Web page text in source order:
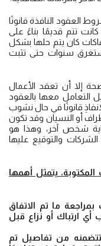
العقود النافذة قانونًا
كانت تتم قديمًا بناءً على
كان يتم حلها بشكل
سنوات حتى تثبت
إلا أن تعقد الأعمال
التعامل معها بالعقود
قانونًا في حال نشوب
أو النسيان وقد تكون
شخص آخر، وهذا هو
والتوقيع عليها
المكتوبة، يتمثل أهمها
ما تم الاتفاق
أي ارتباك أو نزاع قبل
تتضمنه من تفاصيل تم